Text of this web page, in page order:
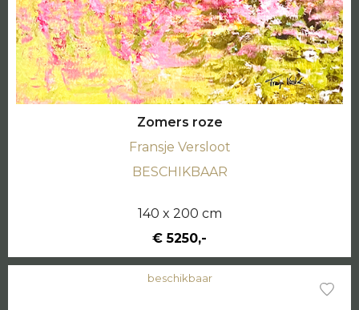
Zomers roze
Fransje Versloot
BESCHIKBAAR
140 x 200 cm
€ 5250,-
beschikbaar